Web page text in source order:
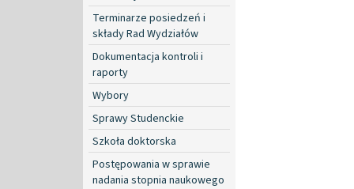
Terminarze posiedzeń i
składy Rad Wydziałów
Dokumentacja kontroli i
raporty
Wybory
Sprawy Studenckie
Szkoła doktorska
Postępowania w sprawie
nadania stopnia naukowego